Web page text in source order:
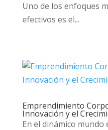
Uno de los enfoques
efectivos es el...
Emprendimiento
Innovación y el
En el dinámico